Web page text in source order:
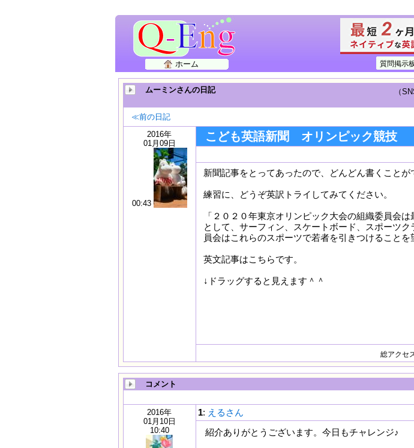
質問掲示
ホーム
ムーミンさんの日記
（
≪前の日記
2016年
01月09日
00:43
こども英語新聞 オリンピック競技
新聞記事をとってあったので、どんどん書くことが
練習に、どうぞ英訳トライしてみてください。
「２０２０年東京オリンピック大会の組織委員会
として、サーフィン、スケートボード、スポーツ
員会はこれらのスポーツで若者を引きつけることを
英文記事はこちらです。
↓ドラッグすると見えます＾＾
総アクセ
コメント
2016年
01月10日
10:40
1: えるさん
紹介ありがとうございます。今日もチャレンジ♪